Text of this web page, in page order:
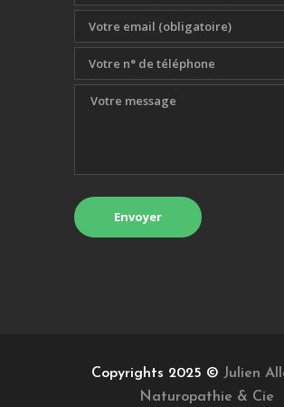
Copyrights 2025 © Julien
Naturopathie & Cie